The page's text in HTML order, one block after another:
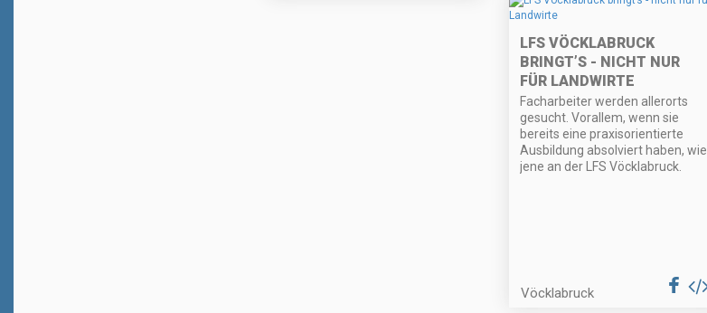
LFS VÖCKLABRUCK
BRINGT’S - NICHT NUR
FÜR LANDWIRTE
Facharbeiter werden allerorts
gesucht. Vorallem, wenn sie
bereits eine praxisorientierte
Ausbildung absolviert haben, wie
jene an der LFS Vöcklabruck.
Vöcklabruck